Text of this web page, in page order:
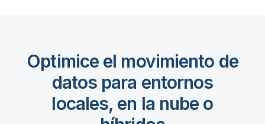
Optimice el movimiento de
datos para entornos
locales, en la nube o